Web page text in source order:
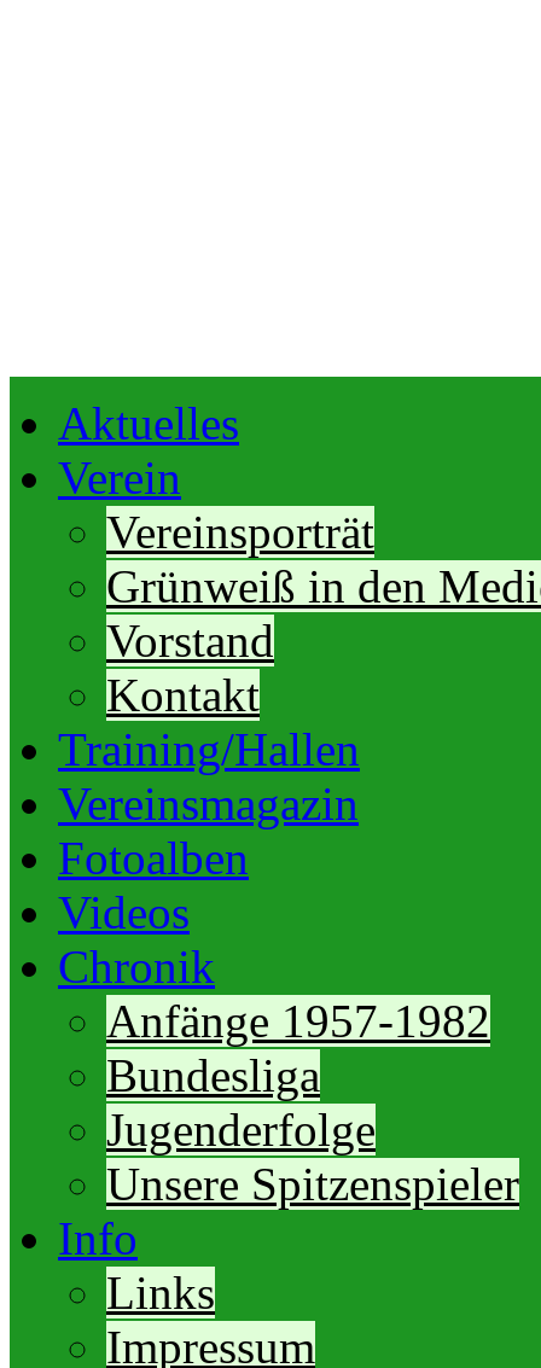
Aktuelles
Verein
Vereinsporträt
Grünweiß in den
Vorstand
Kontakt
Training/Hallen
Vereinsmagazin
Fotoalben
Videos
Chronik
Anfänge 1957-1982
Bundesliga
Jugenderfolge
Unsere Spitzenspieler
Info
Links
Impressum